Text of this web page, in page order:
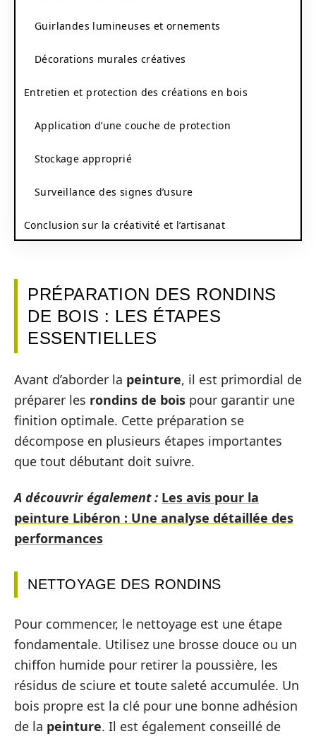
Guirlandes lumineuses et ornements
Décorations murales créatives
Entretien et protection des créations en bois
Application d’une couche de protection
Stockage approprié
Surveillance des signes d’usure
Conclusion sur la créativité et l’artisanat
PRÉPARATION DES RONDINS
DE BOIS : LES ÉTAPES
ESSENTIELLES
Avant d’aborder la peinture, il est primordial de
préparer les rondins de bois pour garantir une
finition optimale. Cette préparation se
décompose en plusieurs étapes importantes
que tout débutant doit suivre.
A découvrir également : Les avis pour la
peinture Libéron : Une analyse détaillée des
performances
NETTOYAGE DES RONDINS
Pour commencer, le nettoyage est une étape
fondamentale. Utilisez une brosse douce ou un
chiffon humide pour retirer la poussière, les
résidus de sciure et toute saleté accumulée. Un
bois propre est la clé pour une bonne adhésion
de la peinture. Il est également conseillé de